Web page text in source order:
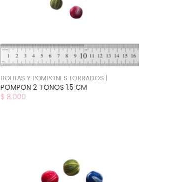
BOLITAS Y POMPONES FORRADOS |
POMPON 2 TONOS 1.5 CM
$ 8.000